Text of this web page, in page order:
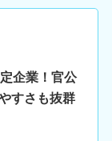
企業！官公
すさも抜群